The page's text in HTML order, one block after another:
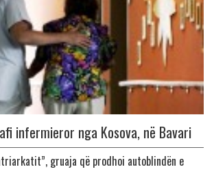
infermieror nga Kosova, në Bavari
gruaja që prodhoi autoblindën e